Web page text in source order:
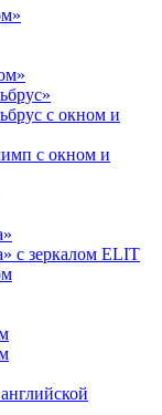
с окном и
с окном и
с зеркалом ELIT